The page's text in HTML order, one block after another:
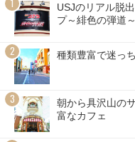
USJのリアル脱
プ～緋色の弾道
種類豊富で迷っ
朝から具沢山の
富なカフェ